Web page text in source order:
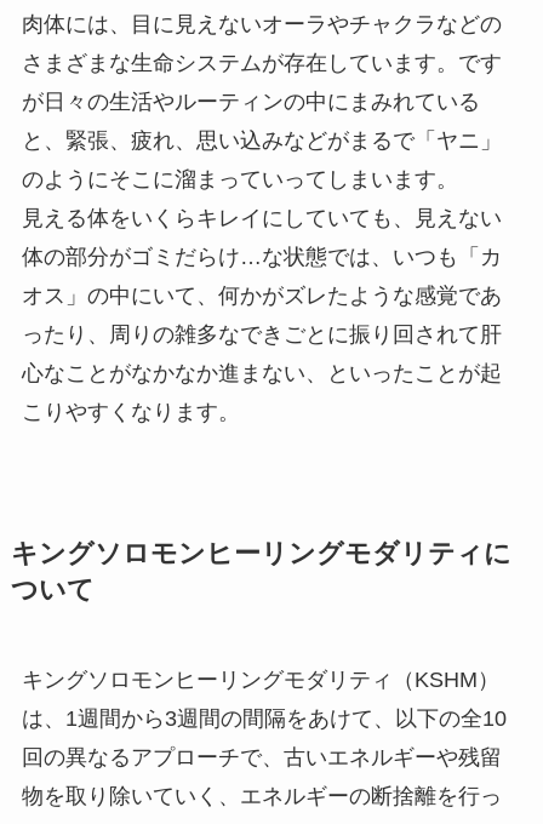
肉体には、目に見えないオーラやチャクラなどの
さまざまな生命システムが存在しています。です
が日々の生活やルーティンの中にまみれている
と、緊張、疲れ、思い込みなどがまるで「ヤニ」
のようにそこに溜まっていってしまいます。
見える体をいくらキレイにしていても、見えない
体の部分がゴミだらけ…な状態では、いつも「カ
オス」の中にいて、何かがズレたような感覚であ
ったり、周りの雑多なできごとに振り回されて肝
心なことがなかなか進まない、といったことが起
こりやすくなります。
キングソロモンヒーリングモダリティに
ついて
キングソロモンヒーリングモダリティ（KSHM）
は、1週間から3週間の間隔をあけて、以下の全10
回の異なるアプローチで、古いエネルギーや残留
物を取り除いていく、エネルギーの断捨離を行っ